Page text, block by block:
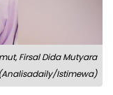
Firsal Dida Mutyara
(Analisadaily/Istimewa)